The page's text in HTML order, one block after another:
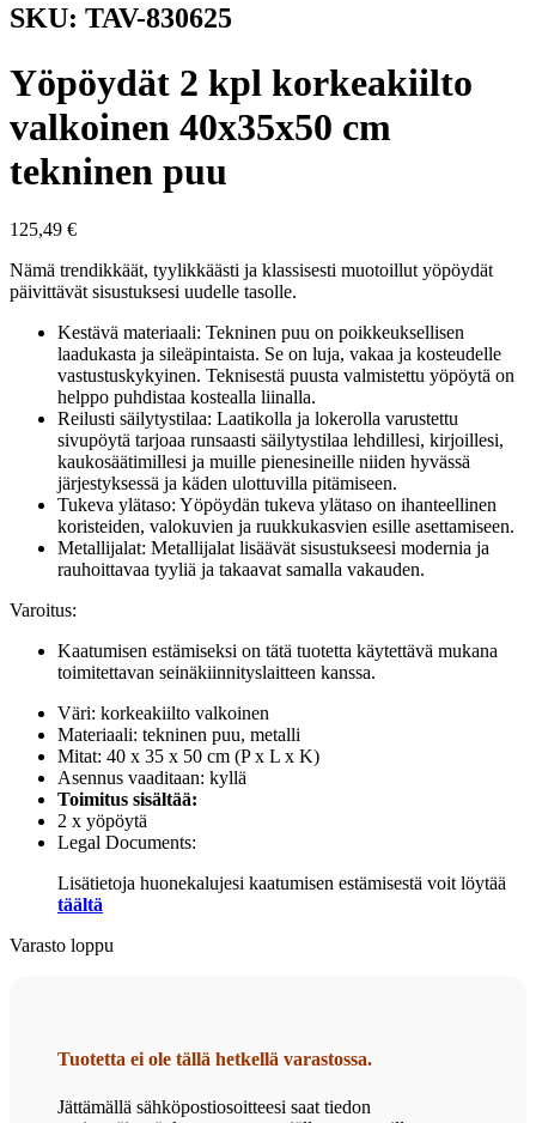
SKU: TAV-830625
Yöpöydät 2 kpl korkeakiilto
valkoinen 40x35x50 cm
tekninen puu
125,49 €
Nämä trendikkäät, tyylikkäästi ja klassisesti muotoillut yöpöydät
päivittävät sisustuksesi uudelle tasolle.
Kestävä materiaali: Tekninen puu on poikkeuksellisen
laadukasta ja sileäpintaista. Se on luja, vakaa ja kosteudelle
vastustuskykyinen. Teknisestä puusta valmistettu yöpöytä on
helppo puhdistaa kostealla liinalla.
Reilusti säilytystilaa: Laatikolla ja lokerolla varustettu
sivupöytä tarjoaa runsaasti säilytystilaa lehdillesi, kirjoillesi,
kaukosäätimillesi ja muille pienesineille niiden hyvässä
järjestyksessä ja käden ulottuvilla pitämiseen.
Tukeva ylätaso: Yöpöydän tukeva ylätaso on ihanteellinen
koristeiden, valokuvien ja ruukkukasvien esille asettamiseen.
Metallijalat: Metallijalat lisäävät sisustukseesi modernia ja
rauhoittavaa tyyliä ja takaavat samalla vakauden.
Varoitus:
Kaatumisen estämiseksi on tätä tuotetta käytettävä mukana
toimitettavan seinäkiinnityslaitteen kanssa.
Väri: korkeakiilto valkoinen
Materiaali: tekninen puu, metalli
Mitat: 40 x 35 x 50 cm (P x L x K)
Asennus vaaditaan: kyllä
Toimitus sisältää:
2 x yöpöytä
Legal Documents:
Lisätietoja huonekalujesi kaatumisen estämisestä voit löytää
täältä
Varasto loppu
Tuotetta ei ole tällä hetkellä varastossa.
Jättämällä sähköpostiosoitteesi saat tiedon